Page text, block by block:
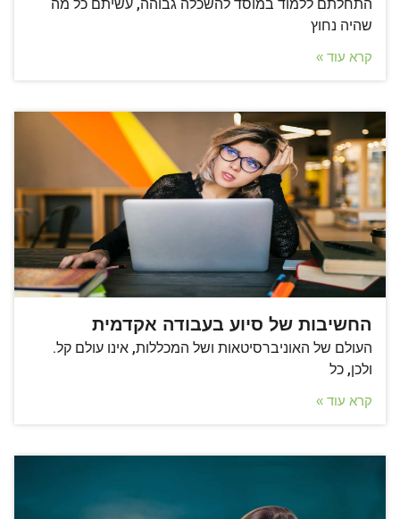
התחלתם ללמוד במוסד להשכלה גבוהה, עשיתם כל מה
שהיה נחוץ
קרא עוד »
החשיבות של סיוע בעבודה אקדמית
העולם של האוניברסיטאות ושל המכללות, אינו עולם קל.
ולכן, כל
קרא עוד »